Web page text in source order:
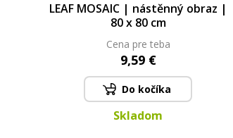
LEAF MOSAIC | nástěnný obraz |
80 x 80 cm
Cena pre teba
9,59 €
Do kočíka
Skladom